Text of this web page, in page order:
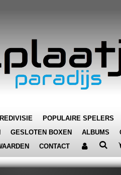
POPULAIRE SPELERS
GESLOTEN BOXEN ALBUMS
CONTACT